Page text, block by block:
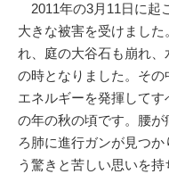
2011年の3月11日に起
大きな被害を受けまし
れ、庭の大谷石も崩れ
の時となりました。そ
エネルギーを発揮して
の年の秋の頃です。腰が
ろ肺に進行ガンが見つ
う驚きと苦しい思いを